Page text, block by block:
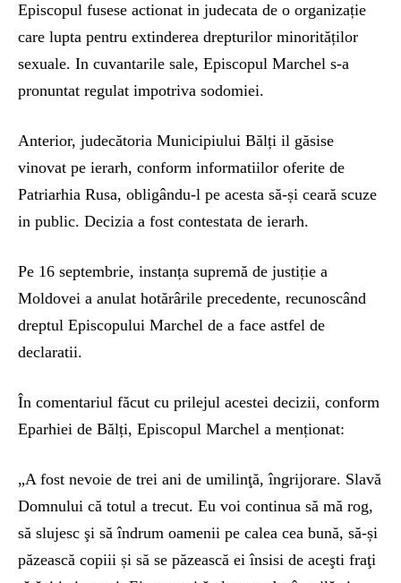
Episcopul fusese actionat in judecata de o organizație
care lupta pentru extinderea drepturilor minorităților
sexuale. In cuvantarile sale, Episcopul Marchel s-a
pronuntat regulat impotriva sodomiei.
Anterior, judecătoria Municipiului Bălți il găsise
vinovat pe ierarh, conform informatiilor oferite de
Patriarhia Rusa, obligându-l pe acesta să-și ceară scuze
in public. Decizia a fost contestata de ierarh.
Pe 16 septembrie, instanța supremă de justiție a
Moldovei a anulat hotărârile precedente, recunoscând
dreptul Episcopului Marchel de a face astfel de
declaratii.
În comentariul făcut cu prilejul acestei decizii, conform
Eparhiei de Bălți, Episcopul Marchel a menționat:
„A fost nevoie de trei ani de umilinţă, îngrijorare. Slavă
Domnului că totul a trecut. Eu voi continua să mă rog,
să slujesc şi să îndrum oamenii pe calea cea bună, să-și
păzească copiii și să se păzească ei însisi de aceşti fraţi